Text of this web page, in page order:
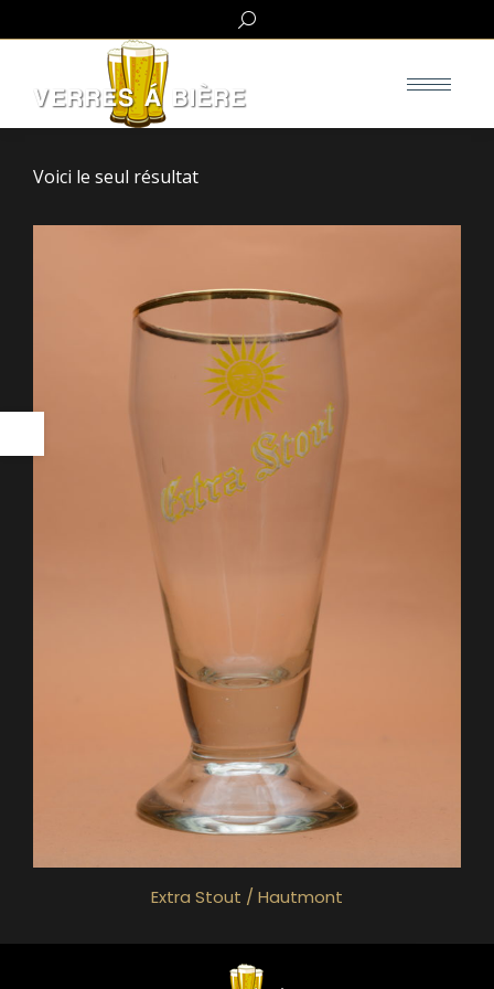
Search:
Voici le seul résultat
Extra Stout / Hautmont